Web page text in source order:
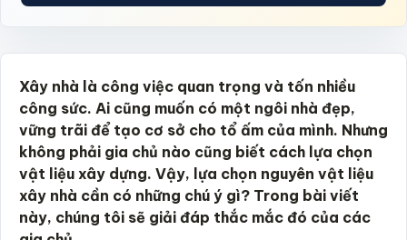
Xây nhà là công việc quan trọng và tốn nhiều
công sức. Ai cũng muốn có một ngôi nhà đẹp,
vững trãi để tạo cơ sở cho tổ ấm của mình. Nhưng
không phải gia chủ nào cũng biết cách lựa chọn
vật liệu xây dựng. Vậy, lựa chọn nguyên vật liệu
xây nhà cần có những chú ý gì? Trong bài viết
này, chúng tôi sẽ giải đáp thắc mắc đó của các